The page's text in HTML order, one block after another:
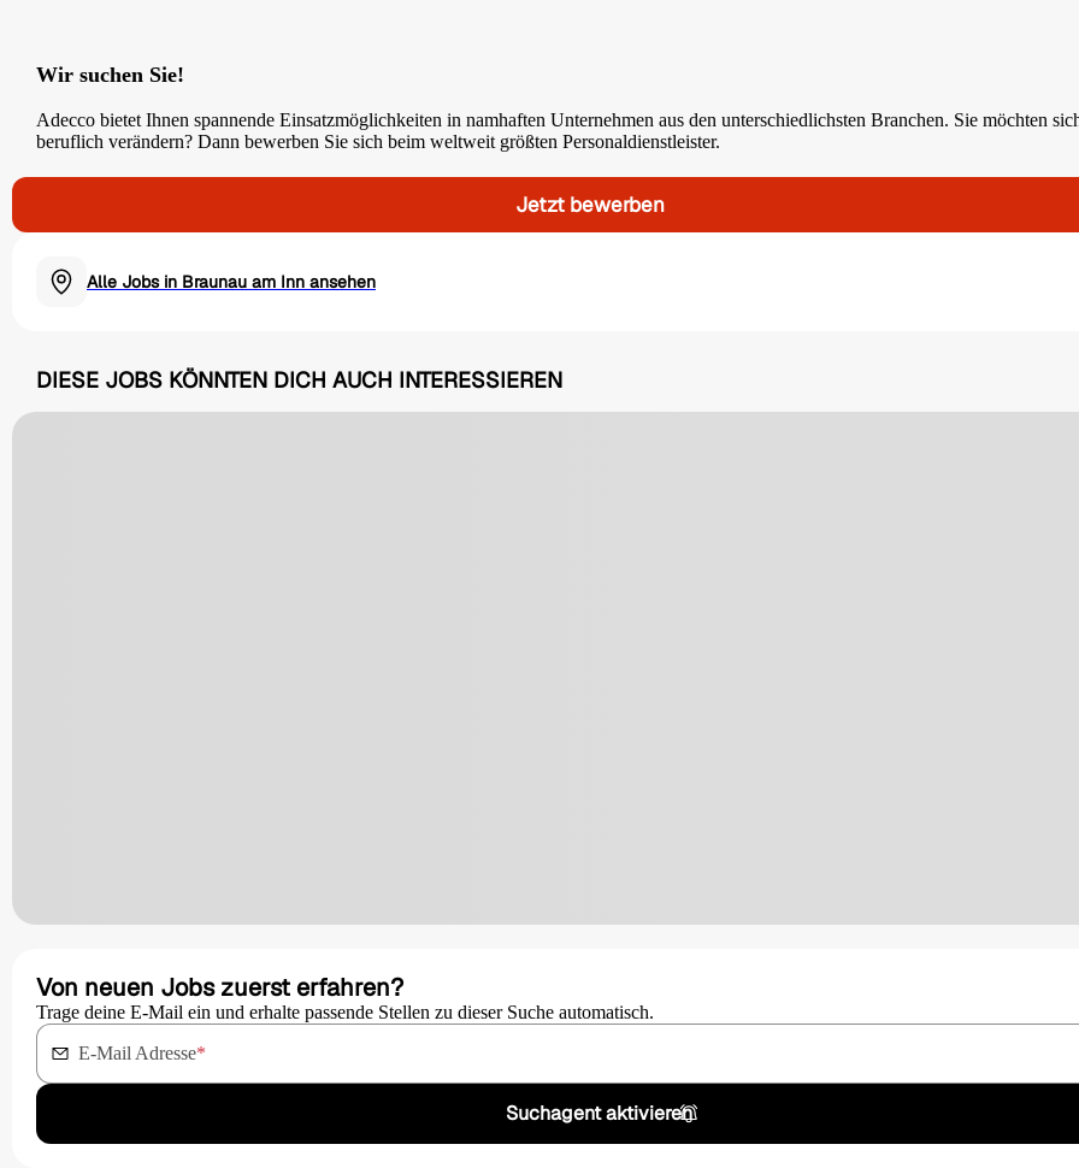
Wir suchen Sie!
Adecco bietet Ihnen spannende Einsatzmöglichkeiten in namhaften Unternehmen aus den unterschiedlichsten Branchen. Sie möchten
beruflich verändern? Dann bewerben Sie sich beim weltweit größten Personaldienstleister.
Jetzt bewerben
Alle Jobs in Braunau am Inn ansehen
DIESE JOBS KÖNNTEN DICH AUCH INTERESSIEREN
Von neuen Jobs zuerst erfahren?
Trage deine E-Mail ein und erhalte passende Stellen zu dieser Suche automatisch.
E-Mail Adresse*
Suchagent aktivieren